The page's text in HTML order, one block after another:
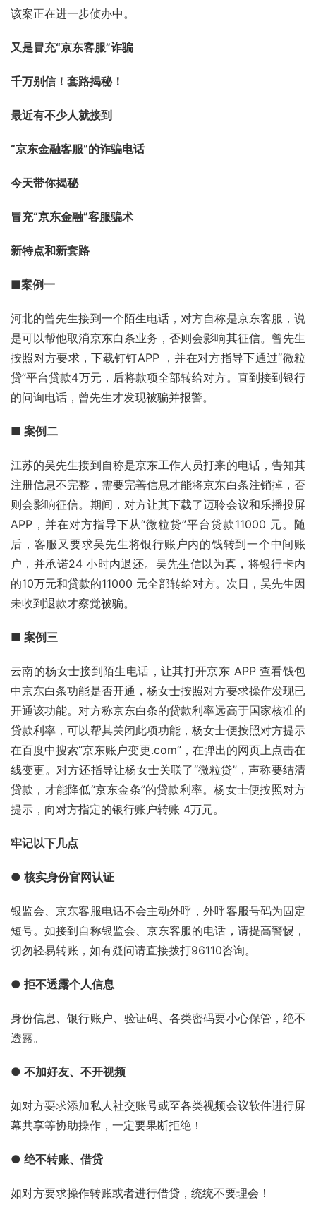
该案正在进一步侦办中。
又是冒充“京东客服”诈骗
千万别信！套路揭秘！
最近有不少人就接到
“京东金融客服”的诈骗电话
今天带你揭秘
冒充“京东金融”客服骗术
新特点和新套路
■案例一
河北的曾先生接到一个陌生电话，对方自称是京东客服，说
是可以帮他取消京东白条业务，否则会影响其征信。曾先生
按照对方要求，下载钉钉APP ，并在对方指导下通过“微粒
贷”平台贷款4万元，后将款项全部转给对方。直到接到银行
的问询电话，曾先生才发现被骗并报警。
■ 案例二
江苏的吴先生接到自称是京东工作人员打来的电话，告知其
注册信息不完整，需要完善信息才能将京东白条注销掉，否
则会影响征信。期间，对方让其下载了迈聆会议和乐播投屏
APP，并在对方指导下从“微粒贷”平台贷款11000 元。随
后，客服又要求吴先生将银行账户内的钱转到一个中间账
户，并承诺24 小时内退还。吴先生信以为真，将银行卡内
的10万元和贷款的11000 元全部转给对方。次日，吴先生因
未收到退款才察觉被骗。
■ 案例三
云南的杨女士接到陌生电话，让其打开京东 APP 查看钱包
中京东白条功能是否开通，杨女士按照对方要求操作发现已
开通该功能。对方称京东白条的贷款利率远高于国家核准的
贷款利率，可以帮其关闭此项功能，杨女士便按照对方提示
在百度中搜索“京东账户变更.com”，在弹出的网页上点击在
线变更。对方还指导让杨女士关联了“微粒贷”，声称要结清
贷款，才能降低“京东金条”的贷款利率。杨女士便按照对方
提示，向对方指定的银行账户转账 4万元。
牢记以下几点
● 核实身份官网认证
银监会、京东客服电话不会主动外呼，外呼客服号码为固定
短号。如接到自称银监会、京东客服的电话，请提高警惕，
切勿轻易转账，如有疑问请直接拨打96110咨询。
● 拒不透露个人信息
身份信息、银行账户、验证码、各类密码要小心保管，绝不
透露。
● 不加好友、不开视频
如对方要求添加私人社交账号或至各类视频会议软件进行屏
幕共享等协助操作，一定要果断拒绝！
● 绝不转账、借贷
如对方要求操作转账或者进行借贷，统统不要理会！